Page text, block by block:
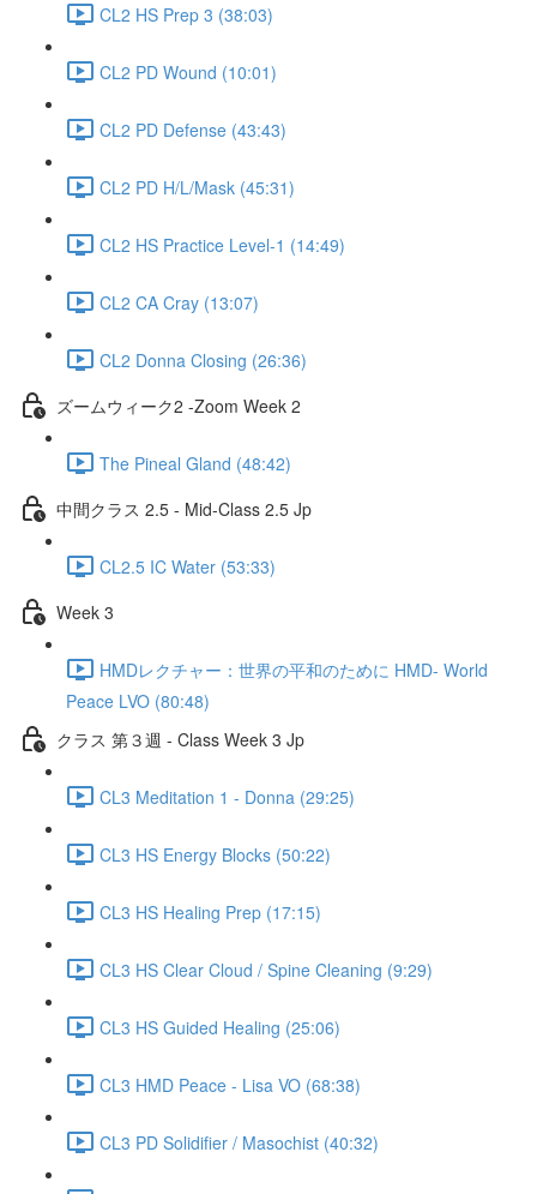
CL2 HS Prep 3 (38:03)
CL2 PD Wound (10:01)
CL2 PD Defense (43:43)
CL2 PD H/L/Mask (45:31)
CL2 HS Practice Level-1 (14:49)
CL2 CA Cray (13:07)
CL2 Donna Closing (26:36)
ズームウィーク2 -Zoom Week 2
The Pineal Gland (48:42)
中間クラス 2.5 - Mid-Class 2.5 Jp
CL2.5 IC Water (53:33)
Week 3
HMDレクチャー：世界の平和のために HMD- World
Peace LVO (80:48)
クラス 第３週 - Class Week 3 Jp
CL3 Meditation 1 - Donna (29:25)
CL3 HS Energy Blocks (50:22)
CL3 HS Healing Prep (17:15)
CL3 HS Clear Cloud / Spine Cleaning (9:29)
CL3 HS Guided Healing (25:06)
CL3 HMD Peace - Lisa VO (68:38)
CL3 PD Solidifier / Masochist (40:32)